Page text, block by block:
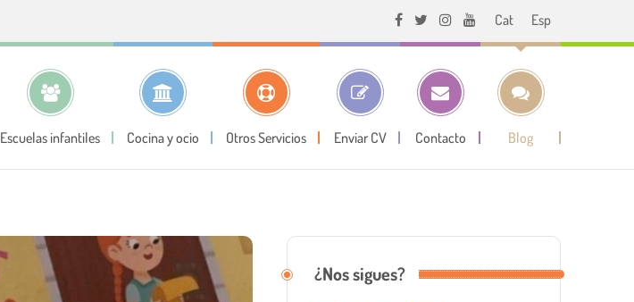
Cat Esp
Escuelas infantiles Cocina y ocio Otros Servicios Enviar CV Contacto Blog
¿Nos sigues?